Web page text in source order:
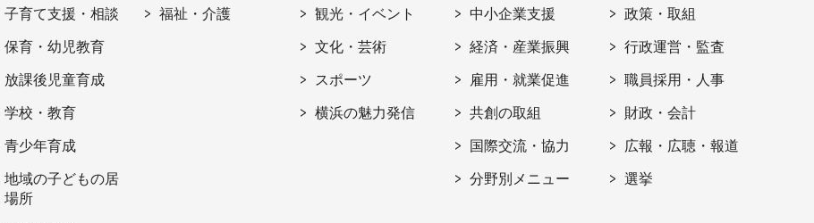
子育て支援・相談
保育・幼児教育
放課後児童育成
学校・教育
青少年育成
地域の子どもの居
場所
福祉・介護 観光・イベント
文化・芸術
スポーツ
横浜の魅力発信
中小企業支援
経済・産業振興
雇用・就業促進
共創の取組
国際交流・協力
分野別メニュー
政策・取組
行政運営・監査
職員採用・人事
財政・会計
広報・広聴・報道
選挙